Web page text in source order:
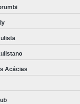
Acácias